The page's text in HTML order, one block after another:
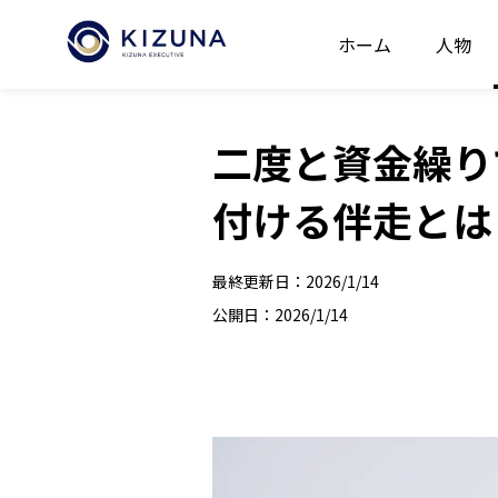
ホーム 人物
二度と資金繰
付ける伴走とは
最終更新日： 2026/1/14
公開日： 2026/1/14